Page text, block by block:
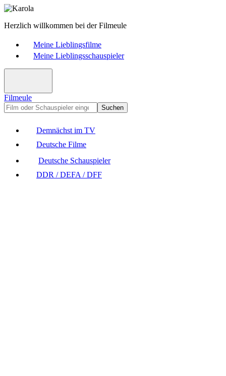
Herzlich willkommen bei der Filmeule
Meine Lieblingsfilme
Meine Lieblingsschauspieler
Filmeule
Suchen
Demnächst im TV
Deutsche Filme
Deutsche Schauspieler
DDR / DEFA / DFF